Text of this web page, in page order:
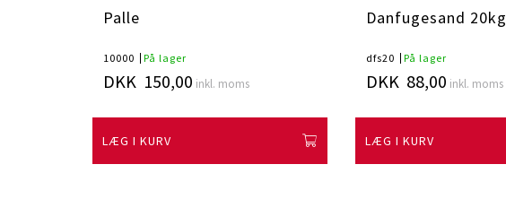
Palle
10000 På lager
DKK 150,00 inkl. moms
LÆG I KURV
Danfugesand 20kg
dfs20 På lager
DKK 88,00 inkl. moms
LÆG I KURV